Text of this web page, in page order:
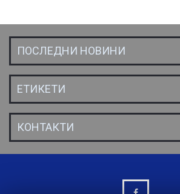
ПОСЛЕДНИ НОВИНИ
ЕТИКЕТИ
КОНТАКТИ